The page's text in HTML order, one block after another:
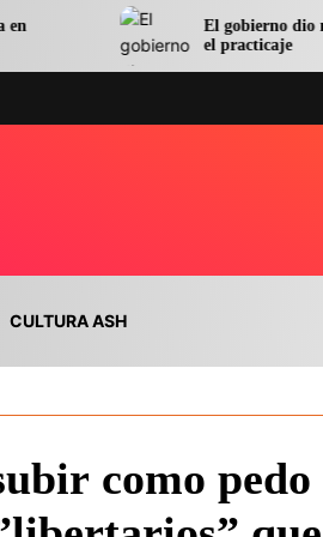
El gobierno dio marcha atrás
el practicaje
CULTURA ASH
como pedo